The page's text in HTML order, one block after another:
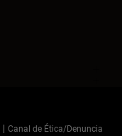
Canal de Ética/Denuncia